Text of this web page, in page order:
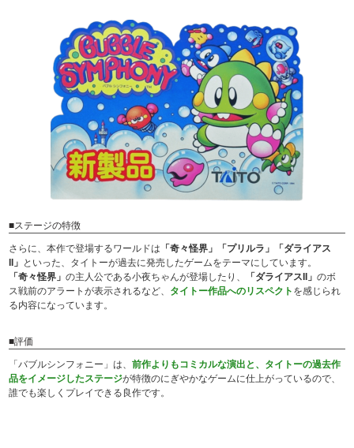
■ステージの特徴
さらに、本作で登場するワールドは 「奇々怪界」「プリルラ」「ダライアス
II」 といった、タイトーが過去に発売したゲームをテーマにしています。
「奇々怪界」の主人公である小夜ちゃんが登場したり、 「ダライアスII」のボ
ス戦前のアラートが表示されるなど、 タイトー作品へのリスペクト を感じられ
る内容になっています。
■評価
「バブルシンフォニー」は、前作よりもコミカルな演出と、タイトーの過去作
品をイメージしたステージが特徴のにぎやかなゲームに仕上がっているので、
誰でも楽しくプレイできる良作です。